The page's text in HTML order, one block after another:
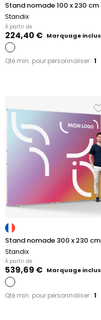
Stand nomade 100 x 230 cm
Standix
À partir de
224,40 € Marquage inclus
Qté min. pour personnaliser : 1
Stand nomade 300 x 230 cm
Standix
À partir de
539,69 € Marquage inclus
Qté min. pour personnaliser : 1